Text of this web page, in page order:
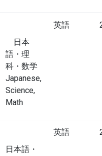
日本
語・理
科・数学
Japanese,
Science,
Math
英語
日本語・
英語